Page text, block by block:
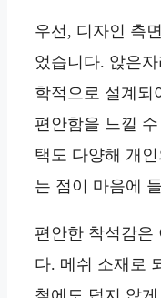
우선, 디자인 측
었습니다. 앉은
학적으로 설계되
편안함을 느낄
택도 다양해 개
는 점이 마음에
편안한 착석감은
다. 메쉬 소재로